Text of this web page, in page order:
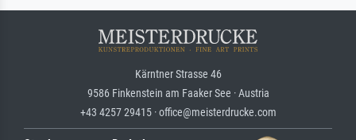
Kärntner Strasse 46
9586 Finkenstein am Faaker See · Austria
+43 4257 29415 · office@meisterdrucke.com